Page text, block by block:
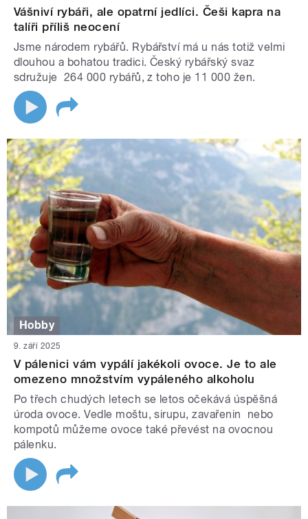
Vášniví rybáři, ale opatrní jedlíci. Češi kapra na
talíři příliš neocení
Jsme národem rybářů. Rybářství má u nás totiž velmi
dlouhou a bohatou tradici. Český rybářský svaz
sdružuje 264 000 rybářů, z toho je 11 000 žen.
Hobby
9. září 2025
V pálenici vám vypálí jakékoli ovoce. Je to ale
omezeno množstvím vypáleného alkoholu
Po třech chudých letech se letos očekává úspěšná
úroda ovoce. Vedle moštu, sirupu, zavařenin nebo
kompotů můžeme ovoce také převést na ovocnou
pálenku.